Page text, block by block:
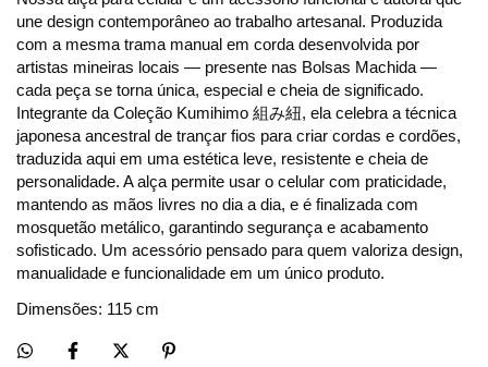
une design contemporâneo ao trabalho artesanal. Produzida
com a mesma trama manual em corda desenvolvida por
artistas mineiras locais — presente nas Bolsas Machida —
cada peça se torna única, especial e cheia de significado.
Integrante da Coleção Kumihimo 組み紐, ela celebra a técnica
japonesa ancestral de trançar fios para criar cordas e cordões,
traduzida aqui em uma estética leve, resistente e cheia de
personalidade. A alça permite usar o celular com praticidade,
mantendo as mãos livres no dia a dia, e é finalizada com
mosquetão metálico, garantindo segurança e acabamento
sofisticado. Um acessório pensado para quem valoriza design,
manualidade e funcionalidade em um único produto.
Dimensões: 115 cm